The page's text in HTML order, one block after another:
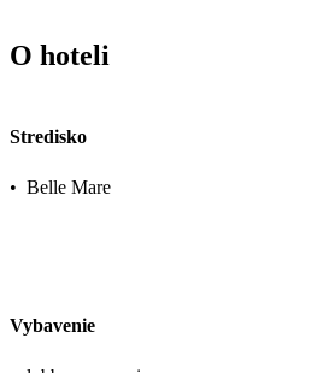
O hoteli
Stredisko
• Belle Mare
Vybavenie